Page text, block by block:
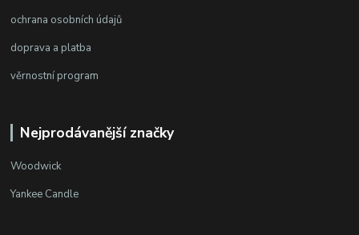
ochrana osobních údajů
doprava a platba
věrnostní program
Nejprodávanější značky
Woodwick
Yankee Candle